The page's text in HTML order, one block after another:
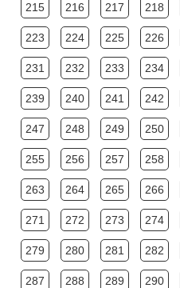
215 216 217 218
223 224 225 226
231 232 233 234
239 240 241 242
247 248 249 250
255 256 257 258
263 264 265 266
271 272 273 274
279 280 281 282
287 288 289 290